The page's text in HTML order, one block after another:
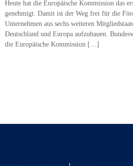
Heute hat die Europäische Kommission das
genehmigt. Damit ist der Weg frei für die
Unternehmen aus sechs weiteren
Deutschland und Europa aufzubauen.
die Europäische Kommission […]